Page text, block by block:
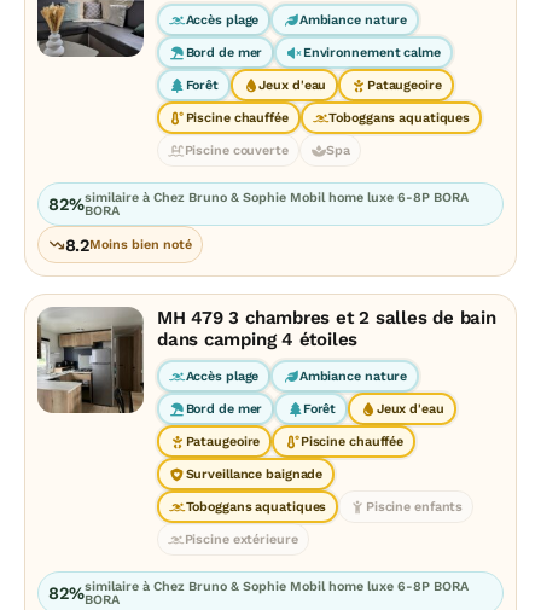
Accès plage Ambiance nature
Bord de mer Environnement calme
Forêt Jeux d'eau Pataugeoire
Piscine chauffée Toboggans aquatiques
Piscine couverte Spa
82%similaire à Chez Bruno & Sophie Mobil home luxe 6-8P BORA
BORA
8.2Moins bien noté
MH 479 3 chambres et 2 salles de bain
dans camping 4 étoiles
Accès plage Ambiance nature
Bord de mer Forêt Jeux d'eau
Pataugeoire Piscine chauffée
Surveillance baignade
Toboggans aquatiques Piscine enfants
Piscine extérieure
82%similaire à Chez Bruno & Sophie Mobil home luxe 6-8P BORA
BORA